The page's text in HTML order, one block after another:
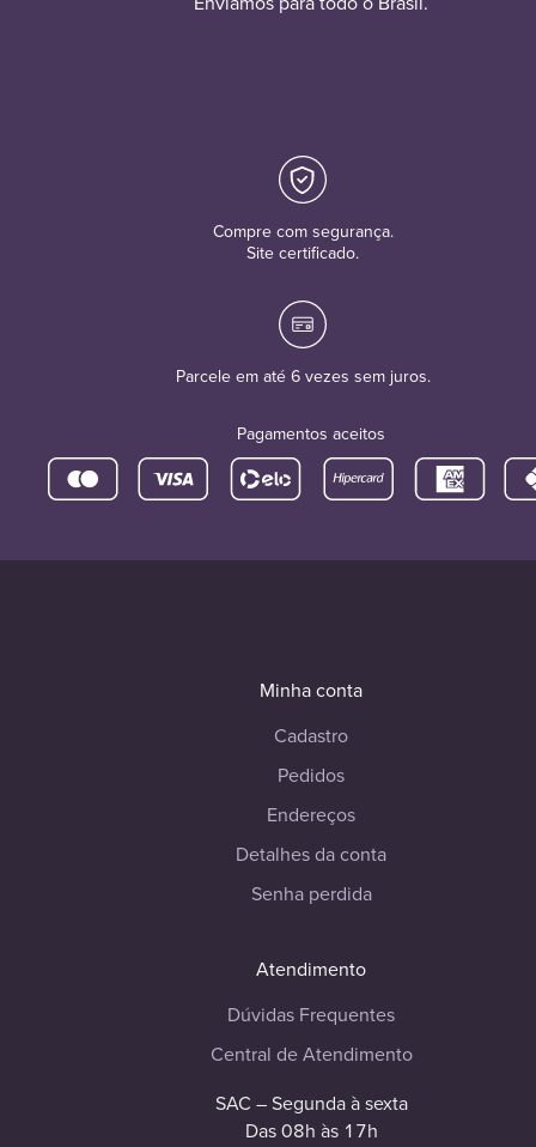
Compre com segurança.
Site certificado.
Parcele em até 6 vezes sem juros.
Pagamentos aceitos
Minha conta
Cadastro
Pedidos
Endereços
Detalhes da conta
Senha perdida
Atendimento
Dúvidas Frequentes
Central de Atendimento
SAC – Segunda à sexta
Das 08h às 17h